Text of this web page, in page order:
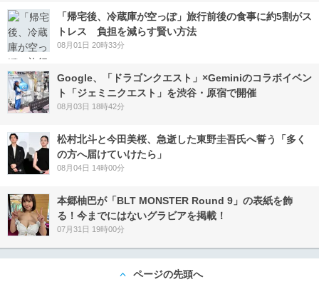
「帰宅後、冷蔵庫が空っぽ」旅行前後の食事に約5割がス
トレス 負担を減らす賢い方法
08月01日 20時33分
Google、「ドラゴンクエスト」×Geminiのコラボイベン
ト「ジェミニクエスト」を渋谷・原宿で開催
08月03日 18時42分
松村北斗と今田美桜、急逝した東野圭吾氏へ誓う「多く
の方へ届けていけたら」
08月04日 14時00分
本郷柚巴が「BLT MONSTER Round 9」の表紙を飾
る！今までにはないグラビアを掲載！
07月31日 19時00分
ページの先頭へ